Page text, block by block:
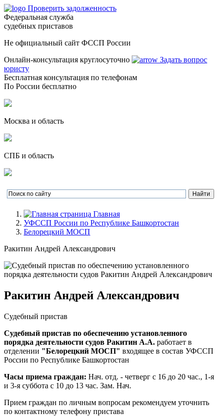
Проверить задолженность
Федеральная служба
судебных приставов
Не официальный сайт ФССП России
Онлайн-консультация круглосуточно
Задать вопрос
юристу
Бесплатная консультация по телефонам
По России бесплатно
Москва и область
СПБ и область
Главная
УФССП России по Республике Башкортостан
Белорецкий МОСП
Ракитин Андрей Александрович
Ракитин Андрей Александрович
Судебный пристав
Судебный пристав по обеспечению установленного
порядка деятельности судов Ракитин А.А. работает в
отделении "Белорецкий МОСП" входящее в состав УФССП
России по Республике Башкортостан
Часы приема граждан: Нач. отд. - четверг с 16 до 20 час., 1-я
и 3-я суббота с 10 до 13 час. Зам. Нач.
Прием граждан по личным вопросам рекомендуем уточнить
по контактному телефону пристава